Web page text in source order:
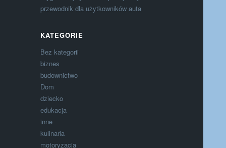
przewodnik dla użytkowników auta
KATEGORIE
Bez kategorii
biznes
budownictwo
Dom
dziecko
edukacja
inne
kulinaria
motoryzacja